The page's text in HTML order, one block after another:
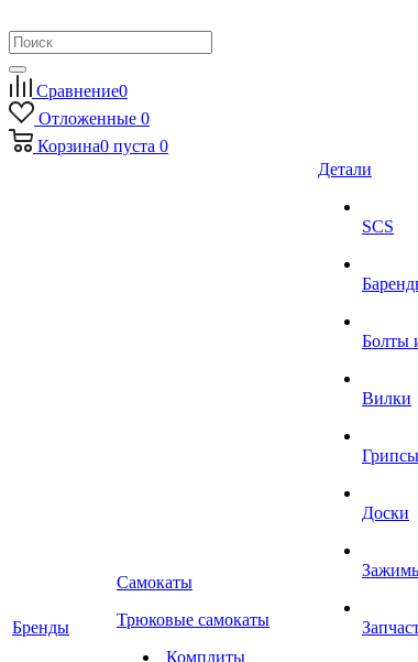
Сравнение0
Отложенные 0
Корзина0 пуста 0
Бренды
Самокаты
Трюковые самокаты
Комплиты
Детали
SCS
Болты
Вилки
Грипсы
Доски